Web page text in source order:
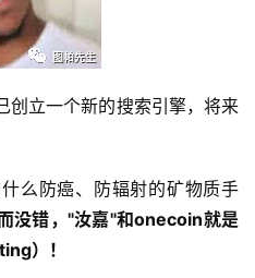
创立一个新的搜索引擎，将来
么防癌、防辐射的矿物质手
没错，"汝嘉"和onecoin就是
）！